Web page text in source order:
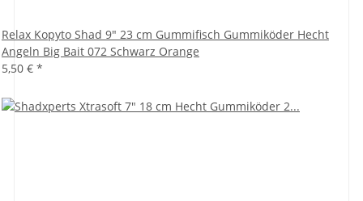
Relax Kopyto Shad 9" 23 cm Gummifisch Gummiköder Hecht
Angeln Big Bait 072 Schwarz Orange
5,50 € *